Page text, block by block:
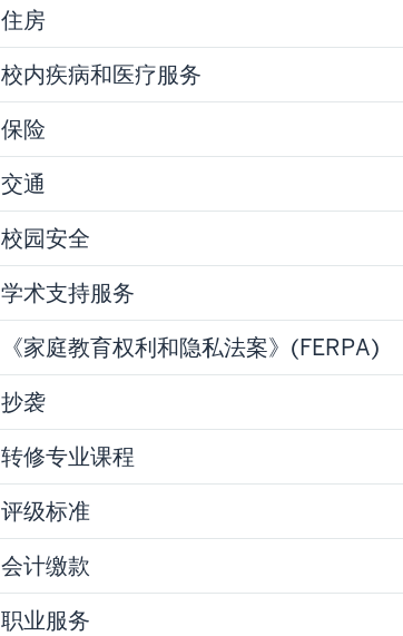
住房
校内疾病和医疗服务
保险
交通
校园安全
学术支持服务
《家庭教育权利和隐私法案》(FERPA)
抄袭
转修专业课程
评级标准
会计缴款
职业服务